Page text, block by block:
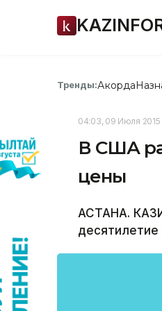
Тренды:Акорда
04:03, 09 Июля 2015
В США
цены
АСТАНА.
десятилетие